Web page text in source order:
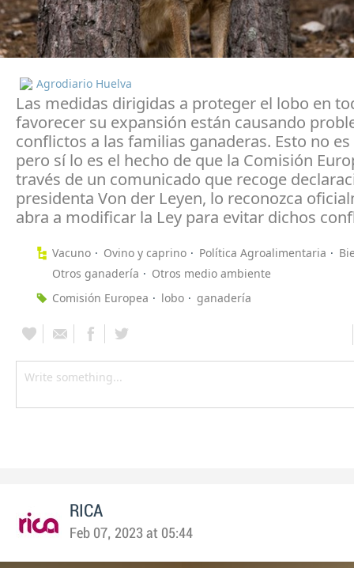
Agrodiario Huelva
Las medidas dirigidas a proteger el lobo en
favorecer su expansión están causando
conflictos a las familias ganaderas. Esto no
pero sí lo es el hecho de que la Comisión
través de un comunicado que recoge
presidenta Von der Leyen, lo reconozca
abra a modificar la Ley para evitar dichos
Vacuno Ovino y caprino Política Agroalimentaria
Otros ganadería
Otros medio ambiente
Comisión Europea
lobo ganadería
RICA
Feb 07, 2023 at 05:44